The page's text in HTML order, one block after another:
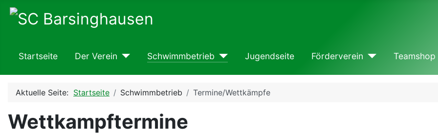
Startseite Der Verein Schwimmbetrieb Jugendseite Förderverein Teamshop
Aktuelle Seite: Startseite Schwimmbetrieb Termine/Wettkämpfe
Wettkampftermine